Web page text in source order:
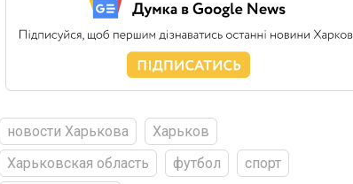
новости Харькова
Харьков
Харьковская область
футбол
спорт